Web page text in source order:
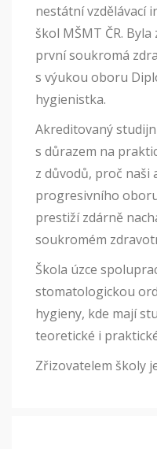
nestátní vzdělávací
škol MŠMT ČR.
první soukromá
s výukou oboru
hygienistka.
Akreditovaný
s důrazem na
z důvodů, proč
progresivního
prestiží zdárně
soukromém
Škola úzce
stomatologickou
hygieny, kde mají
teoretické i
Zřizovatelem školy